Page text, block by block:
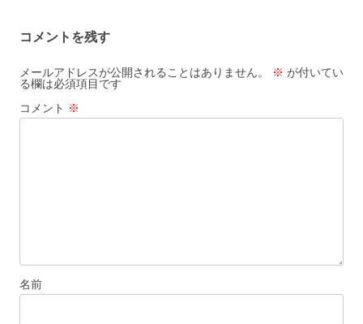
ビ
ゲ
ー
シ
コメントを残す
メールアドレスが公開されることはありません。 ※ が付いてい
る欄は必須項目です
コメント ※
名前